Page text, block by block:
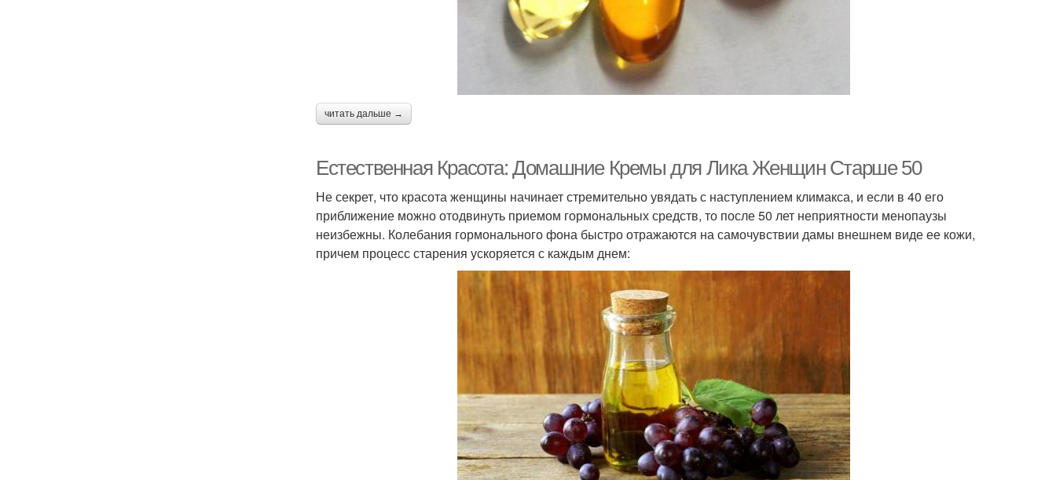
читать дальше →
Естественная Красота: Домашние Кремы для Лика Женщин Старше 50
Не секрет, что красота женщины начинает стремительно увядать с наступлением климакса, и если в 40 его
приближение можно отодвинуть приемом гормональных средств, то после 50 лет неприятности менопаузы
неизбежны. Колебания гормонального фона быстро отражаются на самочувствии дамы внешнем виде ее кожи,
причем процесс старения ускоряется с каждым днем: